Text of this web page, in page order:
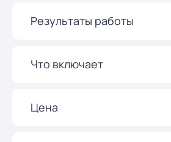
Результаты работы
Что включает
Цена